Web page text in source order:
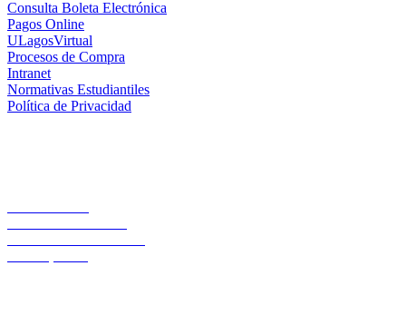
Consulta Boleta Electrónica
Pagos Online
ULagosVirtual
Procesos de Compra
Intranet
Normativas Estudiantiles
Política de Privacidad